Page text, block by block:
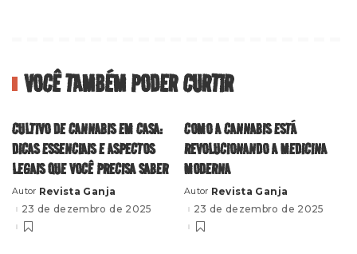
VOCÊ TAMBÉM PODER CURTIR
CULTIVO DE CANNABIS EM CASA:
DICAS ESSENCIAIS E ASPECTOS
LEGAIS QUE VOCÊ PRECISA SABER
Posted
by
Autor Revista Ganja
23 de dezembro de 2025
COMO A CANNABIS ESTÁ
REVOLUCIONANDO A MEDICINA
MODERNA
Posted
by
Autor Revista Ganja
23 de dezembro de 2025